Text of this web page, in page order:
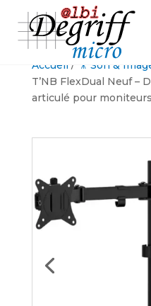
Accueil/ 🎥 Son &
T’NB FlexDual Neuf –
articulé pour moniteurs